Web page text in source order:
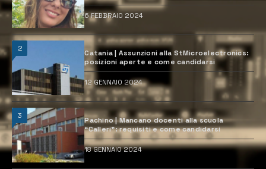
6 FEBBRAIO 2024
2
Catania | Assunzioni alla StMicroelectronics:
posizioni aperte e come candidarsi
12 GENNAIO 2024
3
Pachino | Mancano docenti alla scuola
“Calleri”: requisiti e come candidarsi
18 GENNAIO 2024